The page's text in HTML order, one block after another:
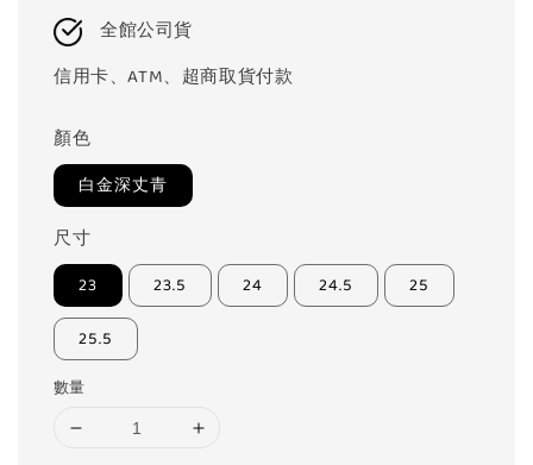
全館公司貨
信用卡、ATM、超商取貨付款
顏色
白金深丈青
尺寸
23 23.5 24 24.5 25
25.5
數量